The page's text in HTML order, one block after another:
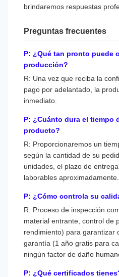
brindaremos respuestas
Preguntas frecuentes
P: ¿Qué tan pronto puede
producción?
R: Una vez que reciba la
pago por adelantado, la
inmediato.
P: ¿Cuánto dura el tiempo
producto?
R: Proporcionaremos un
según la cantidad de su
unidades, el plazo de
laborables aproximadamente.
P: ¿Cómo controla su
R: Proceso de inspección
material entrante, control de
rendimiento) para garantizar
garantía (1 año gratis para
ningún factor de daño
P: ¿Qué certificados